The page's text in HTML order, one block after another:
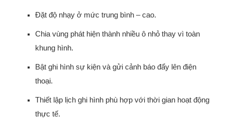
Đặt độ nhạy ở mức trung bình – cao.
Chia vùng phát hiện thành nhiều ô nhỏ thay vì toàn
khung hình.
Bật ghi hình sự kiện và gửi cảnh báo đẩy lên điện
thoại.
Thiết lập lịch ghi hình phù hợp với thời gian hoạt động
thực tế.